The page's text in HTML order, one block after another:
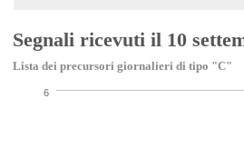
Segnali ricevuti il 10
Lista dei precursori giornalieri di tipo "C"
6